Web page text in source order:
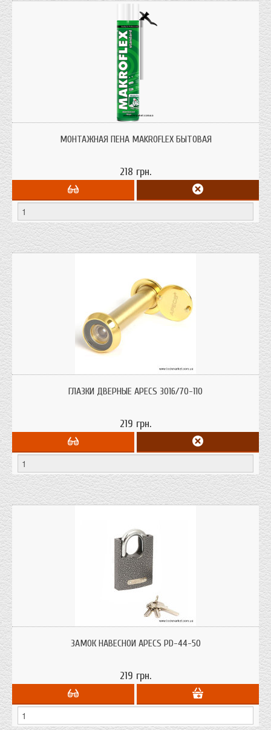
МОНТАЖНАЯ ПЕНА MAKROFLEX БЫТОВАЯ
218 грн.
ГЛАЗКИ ДВЕРНЫЕ APECS 3016/70-110
219 грн.
ЗАМОК НАВЕСНОЙ APECS PD-44-50
219 грн.